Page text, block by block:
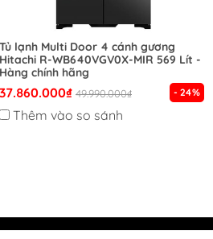
Tủ lạnh Multi Door 4 cánh gương
Hitachi R-WB640VGV0X-MIR 569 Lít -
Hàng chính hãng
37.860.000₫ 49.990.000₫ - 24%
Thêm vào so sánh